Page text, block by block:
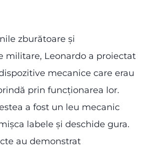
zburătoare și
militare, Leonardo a proiectat
mecanice care erau
prin funcționarea lor.
a fost un leu mecanic
labele și deschide gura.
au demonstrat